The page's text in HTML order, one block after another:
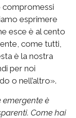
compromessi
esprimere
esce è al cento
come tutti,
è la nostra
per noi
o nell’altro».
è
Come hai